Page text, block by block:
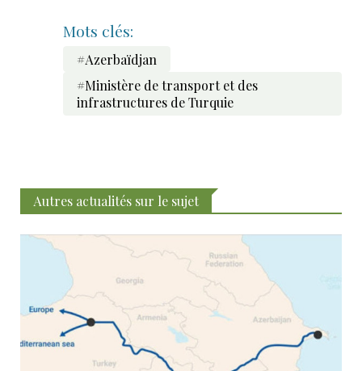
Mots clés:
#Azerbaïdjan
#Ministère de transport et des
infrastructures de Turquie
Autres actualités sur le sujet